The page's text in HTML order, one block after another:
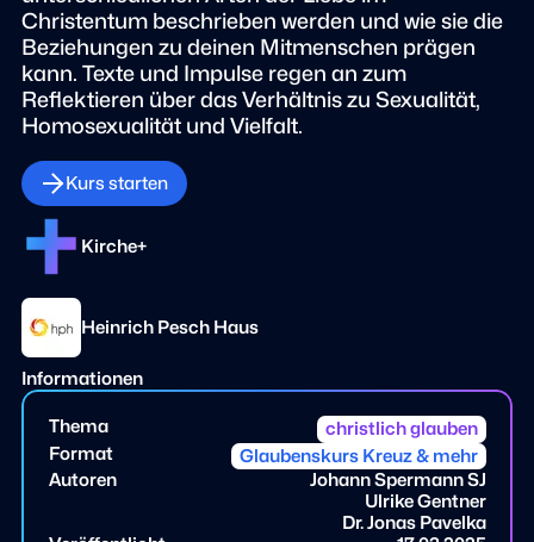
Christentum beschrieben werden und wie sie die
Beziehungen zu deinen Mitmenschen prägen
kann. Texte und Impulse regen an zum
Reflektieren über das Verhältnis zu Sexualität,
Homosexualität und Vielfalt.
Kurs starten
Kirche+
Heinrich Pesch Haus
Informationen
Thema
christlich glauben
Format
Glaubenskurs Kreuz & mehr
Autoren
Johann Spermann SJ
Ulrike Gentner
Dr. Jonas Pavelka